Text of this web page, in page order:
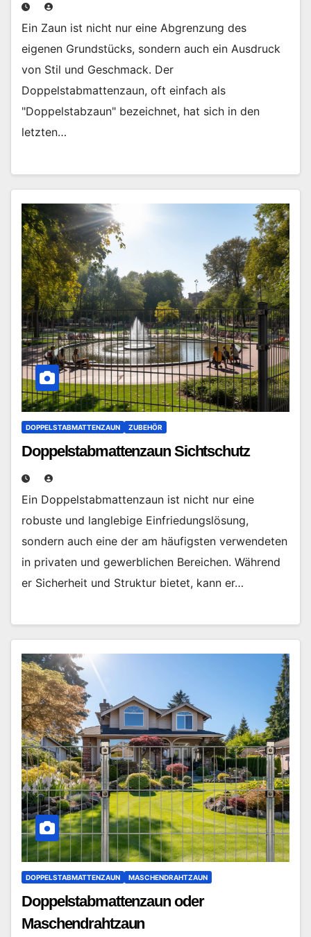
Ein Zaun ist nicht nur eine Abgrenzung des
eigenen Grundstücks, sondern auch ein Ausdruck
von Stil und Geschmack. Der
Doppelstabmattenzaun, oft einfach als
"Doppelstabzaun" bezeichnet, hat sich in den
letzten…
DOPPELSTABMATTENZAUN ZUBEHÖR
Doppelstabmattenzaun Sichtschutz
Ein Doppelstabmattenzaun ist nicht nur eine
robuste und langlebige Einfriedungslösung,
sondern auch eine der am häufigsten verwendeten
in privaten und gewerblichen Bereichen. Während
er Sicherheit und Struktur bietet, kann er…
DOPPELSTABMATTENZAUN MASCHENDRAHTZAUN
Doppelstabmattenzaun oder
Maschendrahtzaun